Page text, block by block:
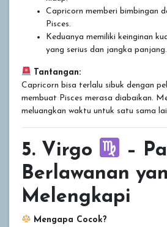
Capricorn memberi bimbingan
Pisces.
Keduanya memiliki keinginan
yang serius dan jangka panjang.
Tantangan:
Capricorn bisa terlalu sibuk dengan
membuat Pisces merasa diabaikan.
meluangkan waktu untuk satu sama
5. Virgo
–
Berlawanan
Melengkapi
Mengapa Cocok?